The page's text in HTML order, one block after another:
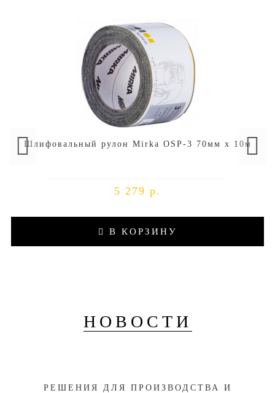
Шлифовальный рулон Mirka OSP-3 70мм x 10м
5 279 р.
В КОРЗИНУ
НОВОСТИ
РЕШЕНИЯ ДЛЯ ПРОИЗВОДСТВА И